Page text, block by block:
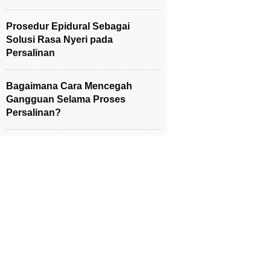
Prosedur Epidural Sebagai
Solusi Rasa Nyeri pada
Persalinan
Bagaimana Cara Mencegah
Gangguan Selama Proses
Persalinan?